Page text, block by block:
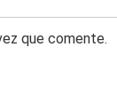
que comente.